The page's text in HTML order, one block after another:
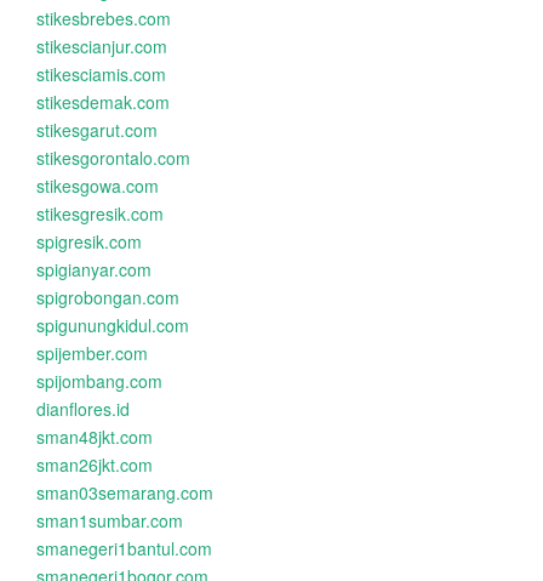
stikesbrebes.com
stikescianjur.com
stikesciamis.com
stikesdemak.com
stikesgarut.com
stikesgorontalo.com
stikesgowa.com
stikesgresik.com
spigresik.com
spigianyar.com
spigrobongan.com
spigunungkidul.com
spijember.com
spijombang.com
dianflores.id
sman48jkt.com
sman26jkt.com
sman03semarang.com
sman1sumbar.com
smanegeri1bantul.com
smanegeri1bogor.com